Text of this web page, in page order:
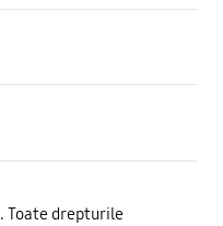
Toate drepturile